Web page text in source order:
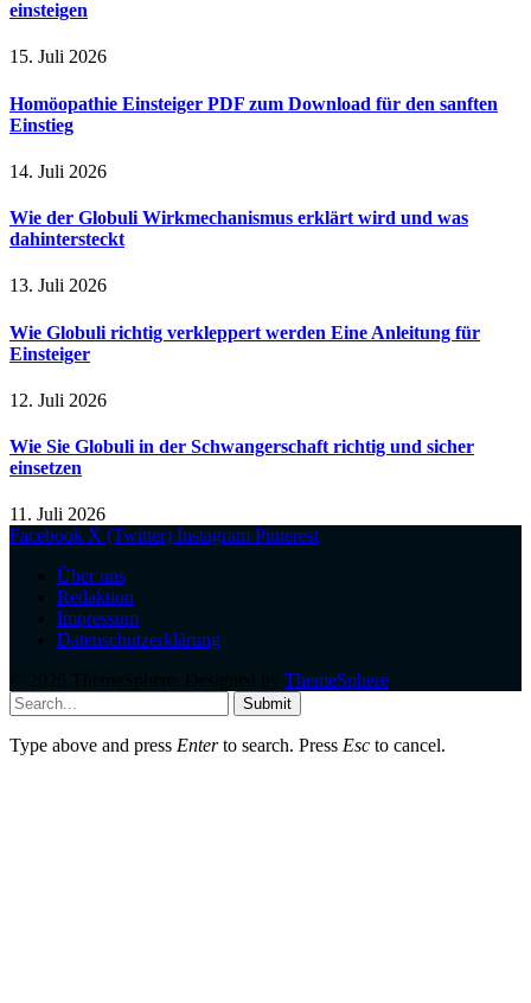
einsteigen
15. Juli 2026
Homöopathie Einsteiger PDF zum Download für den sanften
Einstieg
14. Juli 2026
Wie der Globuli Wirkmechanismus erklärt wird und was
dahintersteckt
13. Juli 2026
Wie Globuli richtig verkleppert werden Eine Anleitung für
Einsteiger
12. Juli 2026
Wie Sie Globuli in der Schwangerschaft richtig und sicher
einsetzen
11. Juli 2026
Facebook X (Twitter) Instagram Pinterest
Über uns
Redaktion
Impressum
Datenschutzerklärung
ThemeSphere
Submit
Type above and press Enterto search. Press Esc to cancel.